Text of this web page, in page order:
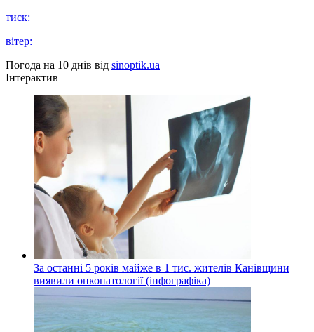
тиск:
вітер:
Погода на 10 днів від sinoptik.ua
Інтерактив
За останні 5 років майже в 1 тис. жителів Канівщини
виявили онкопатології (інфографіка)